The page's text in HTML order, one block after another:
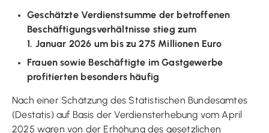
Geschätzte Verdienstsumme der betroffenen
Beschäftigungsverhältnisse stieg zum
1. Januar 2026 um bis zu 275 Millionen Euro
Frauen sowie Beschäftigte im Gastgewerbe
profitierten besonders häufig
Nach einer Schätzung des Statistischen Bundesamtes
(Destatis) auf Basis der Verdiensterhebung vom April
2025 waren von der Erhöhung des gesetzlichen